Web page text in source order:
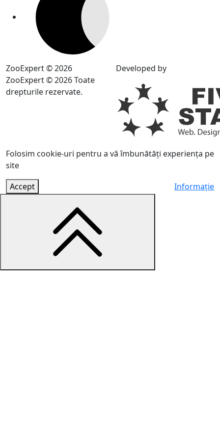
ZooExpert © 2026
ZooExpert © 2026 Toate
drepturile rezervate.
Developed by
Folosim cookie-uri pentru a vă îmbunătăți experiența pe
site
Accept
Informație